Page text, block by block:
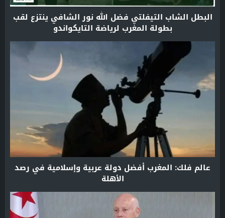
البطل الشاب التيفلتي فضل الله نور الشافي ينتزع لقب
بطولة المغرب لرياضة التايكواندو
عالم فلك: المغرب أفضل دولة عربية وإسلامية في رصد
الأهلة